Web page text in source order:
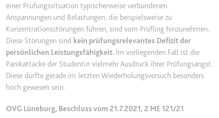
zu messen, indem Daten über die
Conversion-Rate der Anzeigen der
Website über mehrere Websites
hinweg gesammelt werden.
Ablauf:
3 Monate
Typ:
HTTP-Cookie
_gcl_ls
einer Prüfungssituation typischerweise verbundenen
Anspannungen und Belastungen, die beispielsweise zu
Konzentrationsstörungen führen, sind vom Prüfling hinzunehmen.
Diese Störungen sind kein prüfungsrelevantes Defizit der
persönlichen Leistungsfähigkeit. Im vorliegenden Fall ist die
Panikattacke der Studentin vielmehr Ausdruck ihrer Prüfungsangst.
Diese dürfte gerade im letzten Wiederholungsversuch besonders
hoch gewesen sein.
OVG Lüneburg, Beschluss vom 21.7.2021, 2 ME 121/21